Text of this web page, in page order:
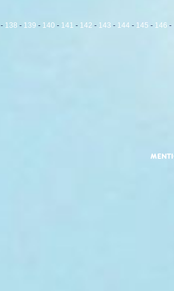
- 138 - 139 - 140 - 141 - 142 - 143 - 144 - 145 - 146 -